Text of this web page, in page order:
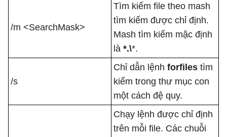
/m <SearchMask>
Tìm kiếm file theo mash
tìm kiếm được chỉ định.
Mash tìm kiếm mặc định
là *.\*.
/s
Chỉ dẫn lệnh forfiles tìm
kiếm trong thư mục con
một cách đệ quy.
Chạy lệnh được chỉ định
trên mỗi file. Các chuỗi